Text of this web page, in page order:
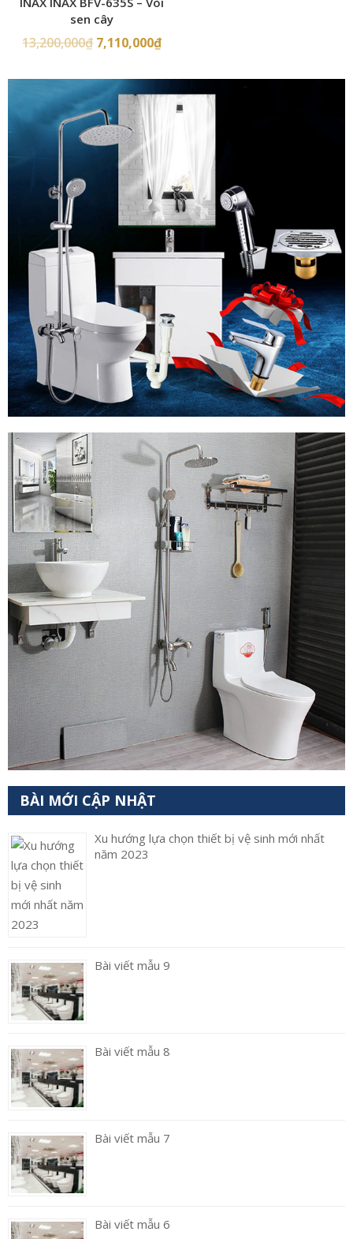
sen cây
13,200,000₫ 7,110,000₫
BÀI MỚI CẬP NHẬT
Xu hướng lựa chọn thiết bị vệ sinh mới nhất
năm 2023
Bài viết mẫu 9
Bài viết mẫu 8
Bài viết mẫu 7
Bài viết mẫu 6